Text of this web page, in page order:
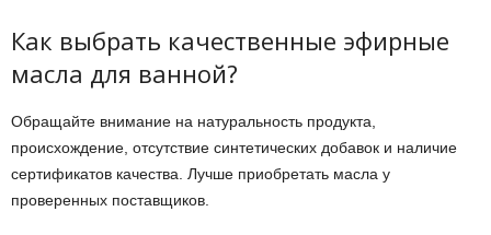
Как выбрать качественные эфирные
масла для ванной?
Обращайте внимание на натуральность продукта,
происхождение, отсутствие синтетических добавок и наличие
сертификатов качества. Лучше приобретать масла у
проверенных поставщиков.